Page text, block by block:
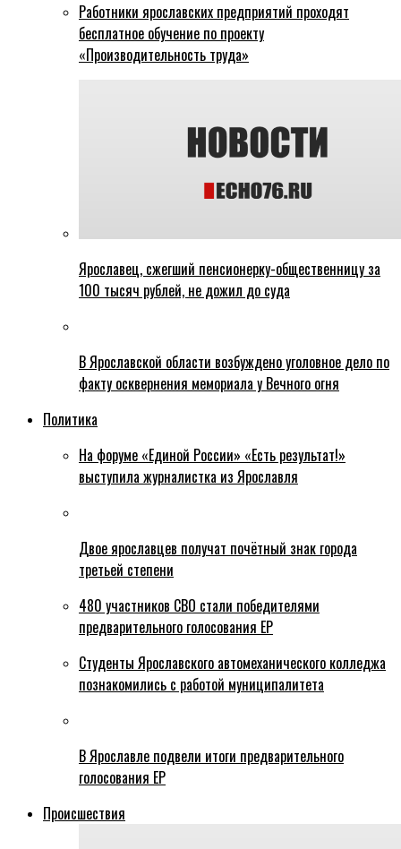
Работники ярославских предприятий проходят
бесплатное обучение по проекту
«Производительность труда»
Ярославец, сжегший пенсионерку-общественницу за
100 тысяч рублей, не дожил до суда
В Ярославской области возбуждено уголовное дело по
факту осквернения мемориала у Вечного огня
Политика
На форуме «Единой России» «Есть результат!»
выступила журналистка из Ярославля
Двое ярославцев получат почётный знак города
третьей степени
480 участников СВО стали победителями
предварительного голосования ЕР
Студенты Ярославского автомеханического колледжа
познакомились с работой муниципалитета
В Ярославле подвели итоги предварительного
голосования ЕР
Происшествия